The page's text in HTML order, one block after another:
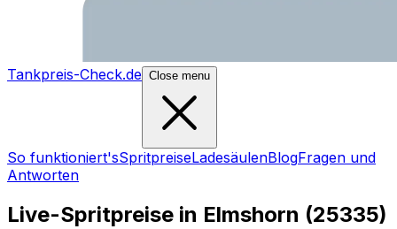
Tankpreis-Check.de Close menu
So funktioniert'sSpritpreiseLadesäulenBlogFragen und
Antworten
Live-Spritpreise in Elmshorn (25335)